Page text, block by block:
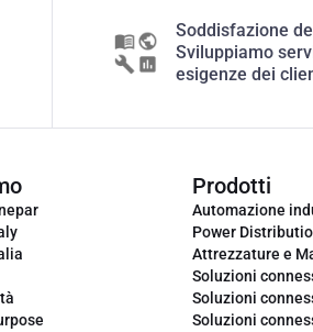
Soddisfazione
Sviluppiamo
esigenze dei
Prodotti
Automazione
Power
Attrezzature e
Soluzioni
Soluzioni
Soluzioni